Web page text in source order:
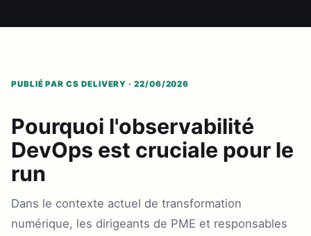
PUBLIÉ PAR CS DELIVERY · 22/06/2026
Pourquoi l'observabilité
DevOps est cruciale pour le
run
Dans le contexte actuel de transformation
numérique, les dirigeants de PME et responsables